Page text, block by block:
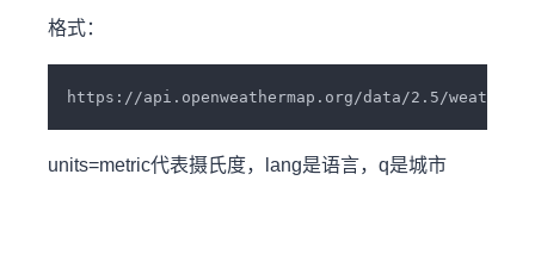
格式：
units=metric代表摄氏度，lang是语言，q是城市